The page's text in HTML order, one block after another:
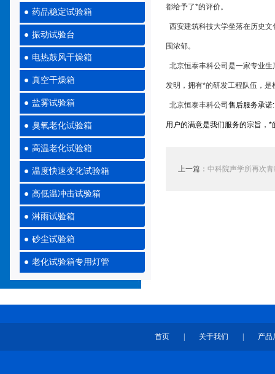
药品稳定试验箱
振动试验台
电热鼓风干燥箱
真空干燥箱
盐雾试验箱
臭氧老化试验箱
高温老化试验箱
温度快速变化试验箱
高低温冲击试验箱
淋雨试验箱
砂尘试验箱
老化试验箱专用灯管
都给予了*的评价。
西安建筑科技大学坐落在历史
围浓郁。
北京恒泰丰科公司是一家专业
发明，拥有*的研发工程队伍，是
北京恒泰丰科公司 售后服务承诺:
用户的满意是我们服务的宗旨，
上一篇： 中科院声学所再次
首页 关于我们 产品